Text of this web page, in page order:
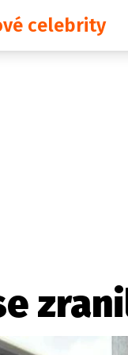
celebrity
Kontakt